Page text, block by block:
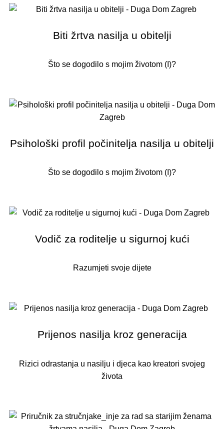
Biti žrtva nasilja u obitelji
Što se dogodilo s mojim životom (I)?
Psihološki profil počinitelja nasilja u obitelji
Što se dogodilo s mojim životom (I)?
Vodič za roditelje u sigurnoj kući
Razumjeti svoje dijete
Prijenos nasilja kroz generacija
Rizici odrastanja u nasilju i djeca kao kreatori svojeg
života